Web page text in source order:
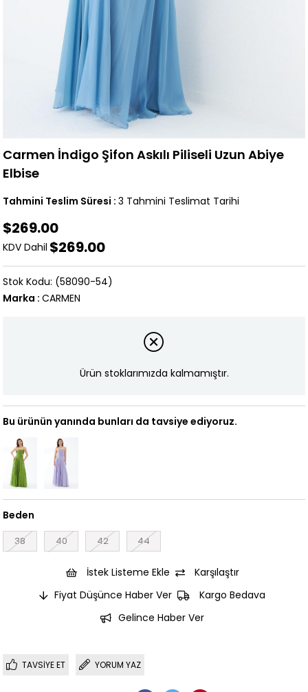
Carmen İndigo Şifon Askılı Piliseli Uzun Abiye
Elbise
Tahmini Teslim Süresi : 3 Tahmini Teslimat Tarihi
$269.00
KDV Dahil $269.00
(58090-54)
Marka : CARMEN
Ürün stoklarımızda kalmamıştır.
Bu ürünün yanında bunları da tavsiye ediyoruz.
Beden
38 40 42 44
İstek Listeme Ekle
Karşılaştır
Fiyat Düşünce Haber Ver
Kargo Bedava
Gelince Haber Ver
TAVSIYE ET YORUM YAZ